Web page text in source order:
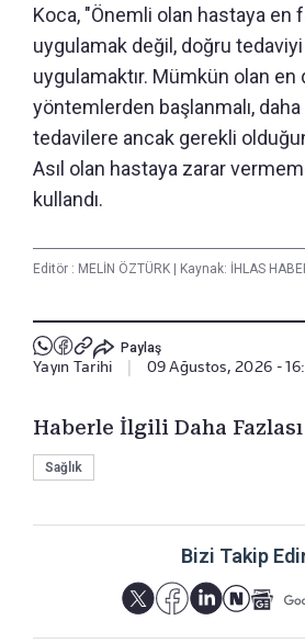
Koca, "Önemli olan hastaya en
uygulamak değil, doğru tedaviyi
uygulamaktır. Mümkün olan en
yöntemlerden başlanmalı,
tedavilere ancak gerekli
Asıl olan hastaya zarar
kullandı.
Editör : MELİN ÖZTÜRK Kaynak: İHLAS
Paylaş
Yayın Tarihi 09 Ağustos, 2026 -
Haberle İlgili Daha Fazlası
Sağlık
Bizi Takip